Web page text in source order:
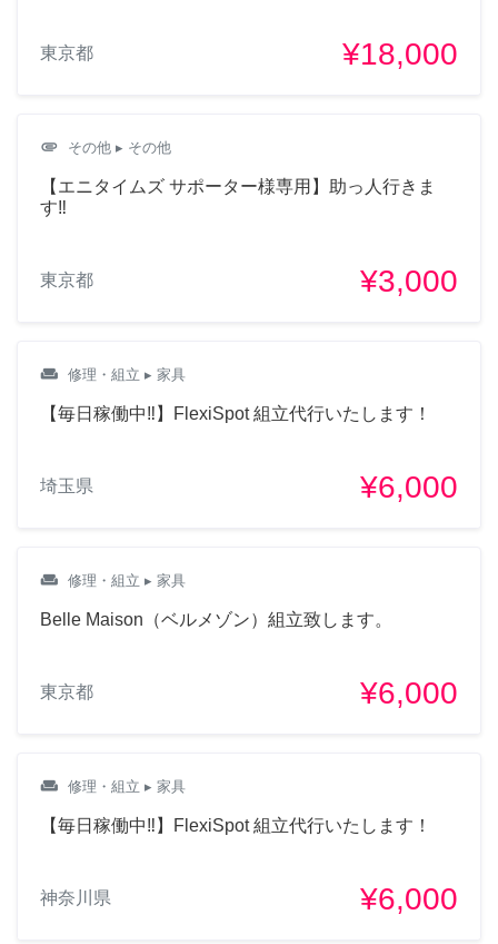
東京都 ¥18,000
attachment その他 ▸ その他
【エニタイムズ サポーター様専用】助っ人行きま
す‼︎
東京都 ¥3,000
weekend 修理・組立 ▸ 家具
【毎日稼働中‼︎】FlexiSpot 組立代行いたします！
埼玉県 ¥6,000
weekend 修理・組立 ▸ 家具
Belle Maison（ベルメゾン）組立致します。
東京都 ¥6,000
weekend 修理・組立 ▸ 家具
【毎日稼働中‼︎】FlexiSpot 組立代行いたします！
神奈川県 ¥6,000